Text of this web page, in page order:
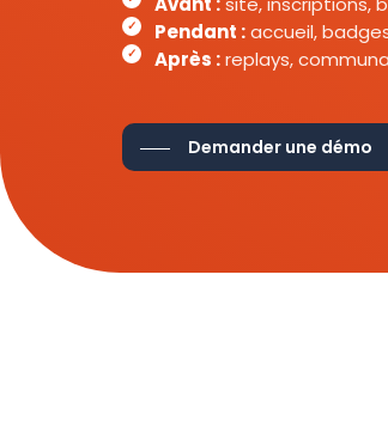
Pendant :accueil,
Après :replays,
Demander une démo